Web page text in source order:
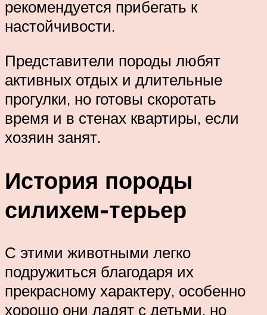
рекомендуется прибегать к
настойчивости.
Представители породы любят
активных отдых и длительные
прогулки, но готовы скоротать
время и в стенах квартиры, если
хозяин занят.
История породы
силихем-терьер
С этими животными легко
подружиться благодаря их
прекрасному характеру, особенно
хорошо они ладят с детьми, но